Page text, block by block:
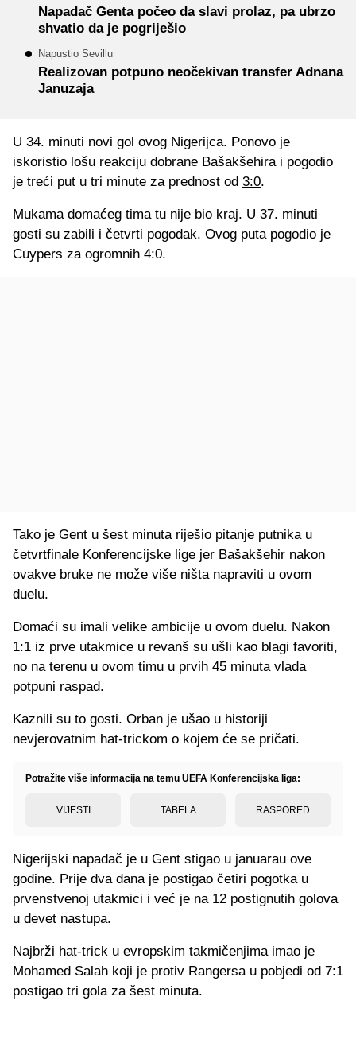
Napadač Genta počeo da slavi prolaz, pa ubrzo
shvatio da je pogriješio
Napustio Sevillu
Realizovan potpuno neočekivan transfer Adnana
Januzaja
U 34. minuti novi gol ovog Nigerijca. Ponovo je
iskoristio lošu reakciju dobrane Bašakšehira i pogodio
je treći put u tri minute za prednost od 3:0.
Mukama domaćeg tima tu nije bio kraj. U 37. minuti
gosti su zabili i četvrti pogodak. Ovog puta pogodio je
Cuypers za ogromnih 4:0.
Tako je Gent u šest minuta riješio pitanje putnika u
četvrtfinale Konferencijske lige jer Bašakšehir nakon
ovakve bruke ne može više ništa napraviti u ovom
duelu.
Domaći su imali velike ambicije u ovom duelu. Nakon
1:1 iz prve utakmice u revanš su ušli kao blagi favoriti,
no na terenu u ovom timu u prvih 45 minuta vlada
potpuni raspad.
Kaznili su to gosti. Orban je ušao u historiji
nevjerovatnim hat-trickom o kojem će se pričati.
Potražite više informacija na temu UEFA Konferencijska liga:
VIJESTI TABELA RASPORED
Nigerijski napadač je u Gent stigao u januarau ove
godine. Prije dva dana je postigao četiri pogotka u
prvenstvenoj utakmici i već je na 12 postignutih golova
u devet nastupa.
Najbrži hat-trick u evropskim takmičenjima imao je
Mohamed Salah koji je protiv Rangersa u pobjedi od 7:1
postigao tri gola za šest minuta.